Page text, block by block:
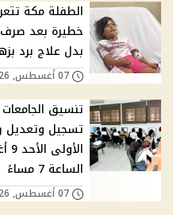
الطفلة مكة
خطيرة بعد
بدل علاج برد
07 أغسطس, 2026 11:56 م
تسجيل وتعديل
الساعة 7 مساءً
07 أغسطس, 2026 11:45 م